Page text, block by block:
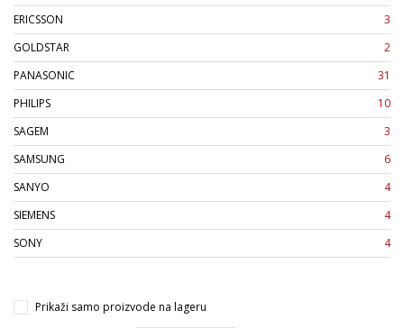
ERICSSON
3
GOLDSTAR
2
PANASONIC
31
PHILIPS
10
SAGEM
3
SAMSUNG
6
SANYO
4
SIEMENS
4
SONY
4
Prikaži samo proizvode na lageru